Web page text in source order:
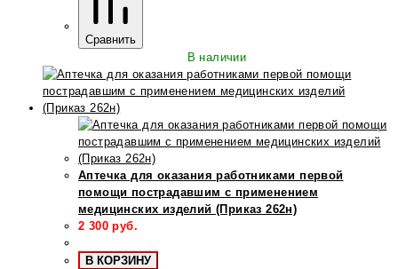
Сравнить
В наличии
Аптечка для оказания работниками первой
помощи пострадавшим с применением
медицинских изделий (Приказ 262н)
2 300 руб.
В КОРЗИНУ